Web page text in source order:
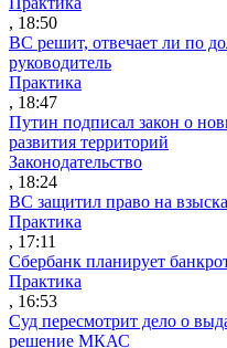
, 18:50
ВС решит, отвечает ли по
руководитель
Практика
, 18:47
Путин подписал закон о
развития территорий
Законодательство
, 18:24
ВС защитил право на
Практика
, 17:11
Сбербанк планирует
Практика
, 16:53
Суд пересмотрит дело о
решение МКАС